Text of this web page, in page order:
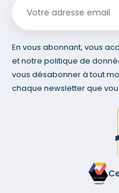
En vous abonnant, vous
et notre politique de
vous désabonner à tout
chaque newsletter que